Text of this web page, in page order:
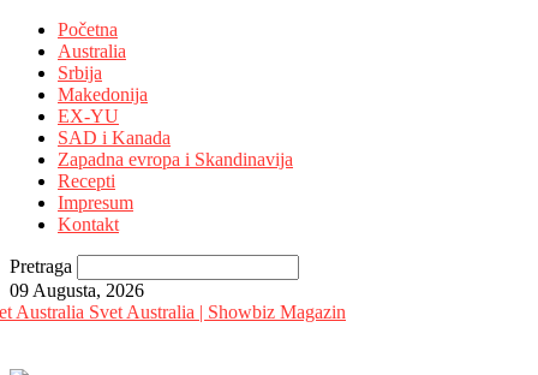
Početna
Australia
Srbija
Makedonija
EX-YU
SAD i Kanada
Zapadna evropa i Skandinavija
Recepti
Impresum
Kontakt
Pretraga
09 Augusta, 2026
Svet Australia | Showbiz Magazin